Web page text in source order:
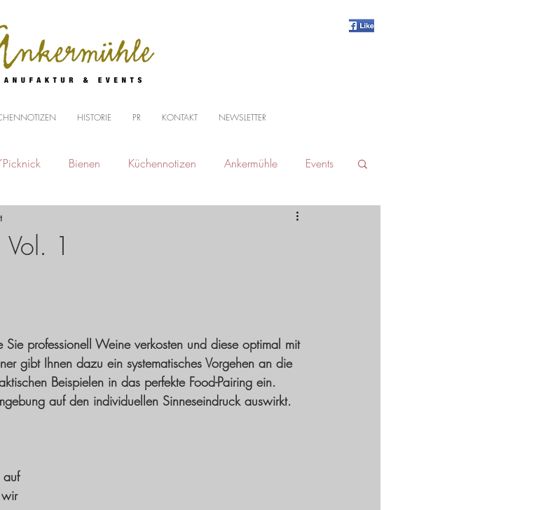
HISTORIE PR KONTAKT NEWSLETTER
Bienen Küchennotizen Ankermühle Events
1
Sie professionell Weine verkosten und diese optimal mit
gibt Ihnen dazu ein systematisches Vorgehen an die
Beispielen in das perfekte Food-Pairing ein.
auf den individuellen Sinneseindruck auswirkt.
auf
wir